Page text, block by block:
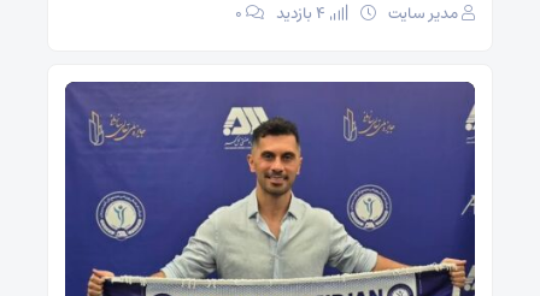
مدیر سایت ۰